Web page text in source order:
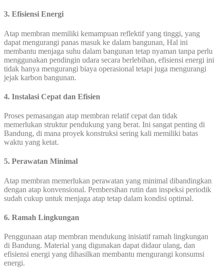
3. Efisiensi Energi
Atap membran memiliki kemampuan reflektif yang tinggi, yang
dapat mengurangi panas masuk ke dalam bangunan, Hal ini
membantu menjaga suhu dalam bangunan tetap nyaman tanpa perlu
menggunakan pendingin udara secara berlebihan, efisiensi energi ini
tidak hanya mengurangi biaya operasional tetapi juga mengurangi
jejak karbon bangunan.
4. Instalasi Cepat dan Efisien
Proses pemasangan atap membran relatif cepat dan tidak
memerlukan struktur pendukung yang berat. Ini sangat penting di
Bandung, di mana proyek konstruksi sering kali memiliki batas
waktu yang ketat.
5. Perawatan Minimal
Atap membran memerlukan perawatan yang minimal dibandingkan
dengan atap konvensional. Pembersihan rutin dan inspeksi periodik
sudah cukup untuk menjaga atap tetap dalam kondisi optimal.
6. Ramah Lingkungan
Penggunaan atap membran mendukung inisiatif ramah lingkungan
di Bandung. Material yang digunakan dapat didaur ulang, dan
efisiensi energi yang dihasilkan membantu mengurangi konsumsi
energi.